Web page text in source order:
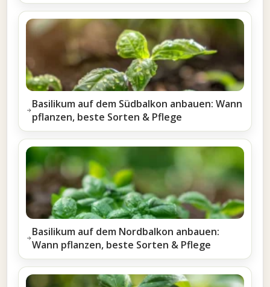
Basilikum auf dem Südbalkon anbauen: Wann
pflanzen, beste Sorten & Pflege
Basilikum auf dem Nordbalkon anbauen:
Wann pflanzen, beste Sorten & Pflege